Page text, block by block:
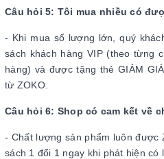
Câu hỏi 5: Tôi mua nhiều có
- Khi mua số lượng lớn, quý
sách khách hàng VIP (theo từng
hàng) và được tặng thẻ GIẢM
từ ZOKO.
Câu hỏi 6: Shop có cam kết về
- Chất lượng sản phẩm luôn được
sách 1 đổi 1 ngay khi phát hiện có